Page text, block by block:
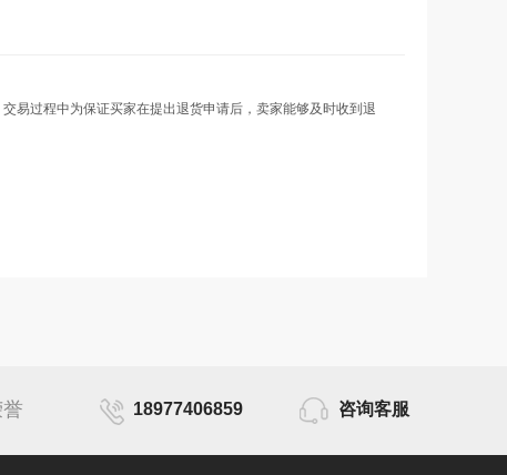
易过程中为保证买家在提出退货申请后，卖家能够及时收到退
18977406859 咨询客服